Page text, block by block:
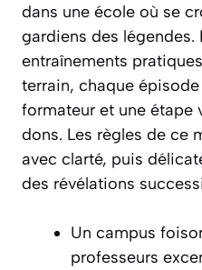
dans une école où se
gardiens des
entraînements
terrain, chaque
formateur et une étape
dons. Les règles de ce
avec clarté, puis
des révélations
Un campus
professeurs